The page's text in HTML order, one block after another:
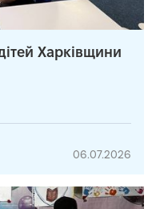
Харківщини
06.07.2026